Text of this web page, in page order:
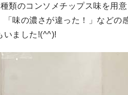
類のコンソメチップス味を用
「味の濃さが違った！」などの
いました!(^^)!